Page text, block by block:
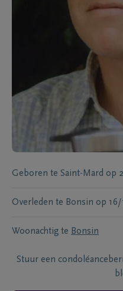
Geboren te Saint-Mard op
Overleden te Bonsin op 16/
Woonachtig te Bonsin
Stuur een